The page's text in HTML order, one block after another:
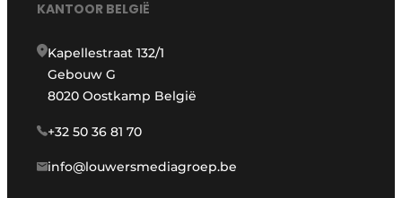
KANTOOR BELGIË
Kapellestraat 132/1
Gebouw G
8020 Oostkamp België
+32 50 36 81 70
info@louwersmediagroep.be